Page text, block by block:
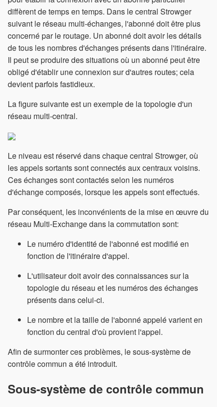
diffèrent de temps en temps. Dans le central Strowger
suivant le réseau multi-échanges, l'abonné doit être plus
concerné par le routage. Un abonné doit avoir les détails
de tous les nombres d'échanges présents dans l'itinéraire.
Il peut se produire des situations où un abonné peut être
obligé d'établir une connexion sur d'autres routes; cela
devient parfois fastidieux.
La figure suivante est un exemple de la topologie d'un
réseau multi-central.
Le niveau est réservé dans chaque central Strowger, où
les appels sortants sont connectés aux centraux voisins.
Ces échanges sont contactés selon les numéros
d'échange composés, lorsque les appels sont effectués.
Par conséquent, les inconvénients de la mise en œuvre du
réseau Multi-Exchange dans la commutation sont:
Le numéro d'identité de l'abonné est modifié en
fonction de l'itinéraire d'appel.
L'utilisateur doit avoir des connaissances sur la
topologie du réseau et les numéros des échanges
présents dans celui-ci.
Le nombre et la taille de l'abonné appelé varient en
fonction du central d'où provient l'appel.
Afin de surmonter ces problèmes, le sous-système de
contrôle commun a été introduit.
Sous-système de contrôle commun